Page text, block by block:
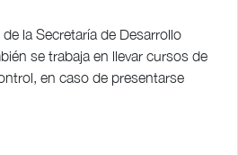
la Secretaría de Desarrollo
se trabaja en llevar cursos de
en caso de presentarse